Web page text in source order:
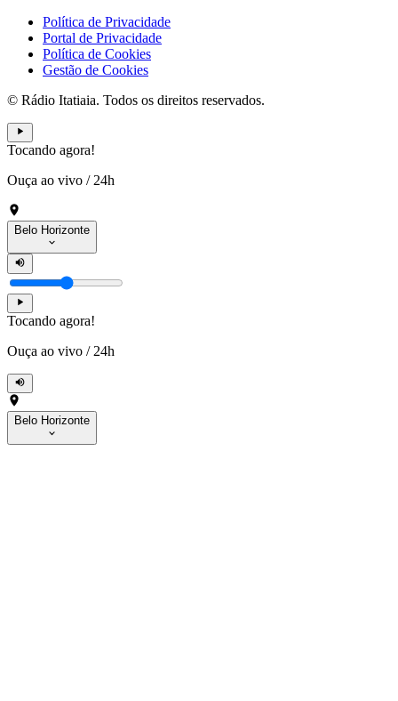
Política de Privacidade
Portal de Privacidade
Política de Cookies
Gestão de Cookies
© Rádio Itatiaia. Todos os direitos reservados.
Tocando agora!
Ouça ao vivo / 24h
Belo Horizonte
Tocando agora!
Ouça ao vivo / 24h
Belo Horizonte